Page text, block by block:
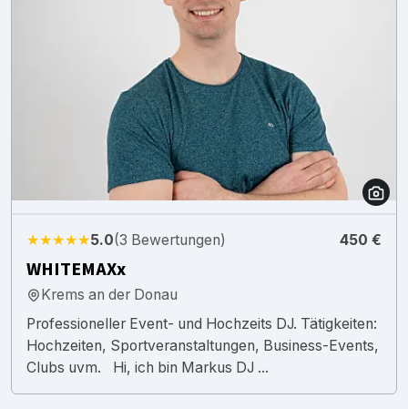
★★★★★5.0(3 Bewertungen) 450 €
WHITEMAXx
Krems an der Donau
Professioneller Event- und Hochzeits DJ. Tätigkeiten:
Hochzeiten, Sportveranstaltungen, Business-Events,
Clubs uvm. Hi, ich bin Markus DJ ...